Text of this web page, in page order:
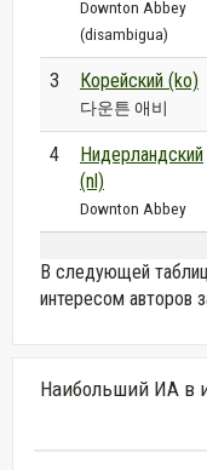
Downton Abbey
(disambigua)
3 Корейский (ko)
다운튼 애비
4
Нидерландский
(nl)
Downton Abbey
В следующей
интересом авторов
Наибольший ИА в